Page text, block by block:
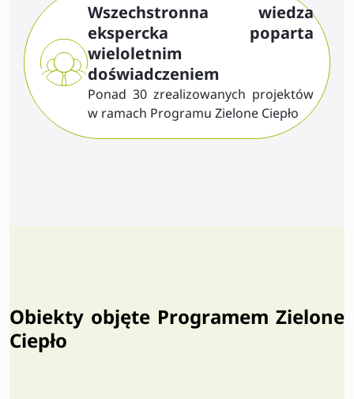
Wszechstronna wiedza
ekspercka poparta
wieloletnim
doświadczeniem
Ponad 30 zrealizowanych projektów
w ramach Programu Zielone Ciepło
Obiekty objęte Programem Zielone
Ciepło